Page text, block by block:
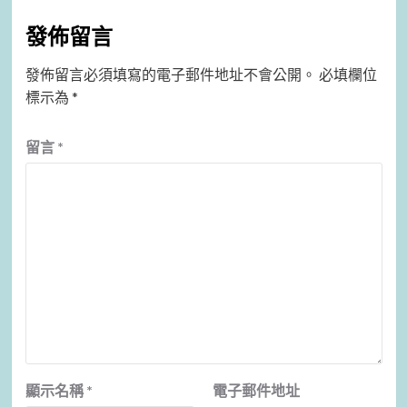
發佈留言
發佈留言必須填寫的電子郵件地址不會公開。 必填欄位
標示為 *
留言 *
顯示名稱 *
電子郵件地址